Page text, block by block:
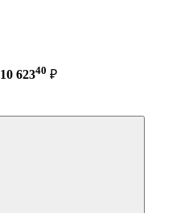
10 62340 ₽